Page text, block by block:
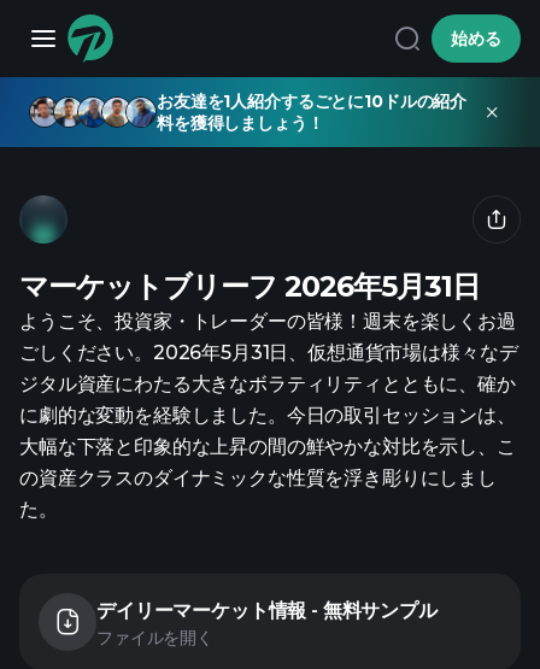
始める
お友達を1人紹介するごとに10ドルの紹介
料を獲得しましょう！
マーケットブリーフ 2026年5月31日
ようこそ、投資家・トレーダーの皆様！週末を楽しくお過
ごしください。2026年5月31日、仮想通貨市場は様々なデ
ジタル資産にわたる大きなボラティリティとともに、確か
に劇的な変動を経験しました。今日の取引セッションは、
大幅な下落と印象的な上昇の間の鮮やかな対比を示し、こ
の資産クラスのダイナミックな性質を浮き彫りにしまし
た。
デイリーマーケット情報 - 無料サンプル
ファイルを開く